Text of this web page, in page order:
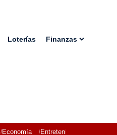
Loterías Finanzas
Economía Entretenimiento